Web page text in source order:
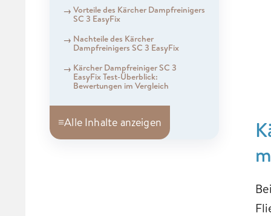
Vorteile des Kärcher Dampfreinigers
SC 3 EasyFix
Nachteile des Kärcher
Dampfreinigers SC 3 EasyFix
Kärcher Dampfreiniger SC 3
EasyFix Test-Überblick:
Bewertungen im Vergleich
≡Alle Inhalte anzeigen